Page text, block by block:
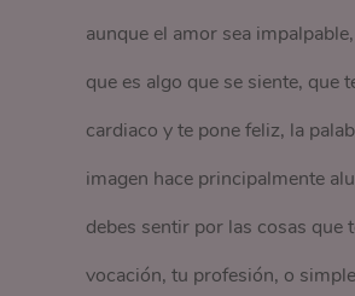
aunque el amor sea
que es algo que se siente, que
cardiaco y te pone feliz, la
imagen hace principalmente
debes sentir por las cosas que
vocación, tu profesión, o